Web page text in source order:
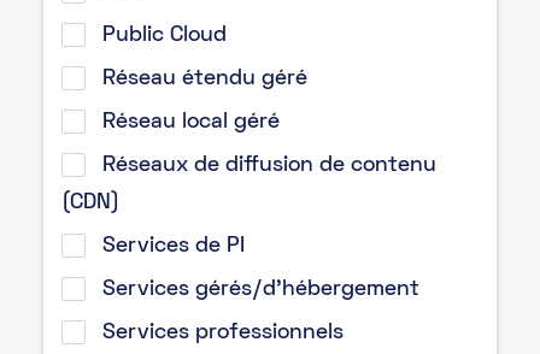
Public Cloud
Réseau étendu géré
Réseau local géré
Réseaux de diffusion de contenu
(CDN)
Services de PI
Services gérés/d’hébergement
Services professionnels